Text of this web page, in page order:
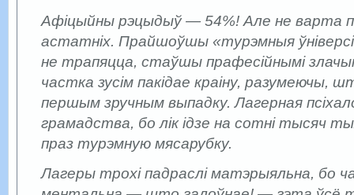
Афіцыйны рэцыдыў — 54%! Але не варта
астатніх. Прайшоўшы «турэмныя
не трапяцца, стаўшы прафесійнымі
частка зусім пакідае краіну, разумеючы,
першым зручным выпадку. Лагерная
грамадства, бо лік ідзе на сотні тысяч
праз турэмную мясарубку.
Лагеры трохі падраслі матэрыяльна, бо